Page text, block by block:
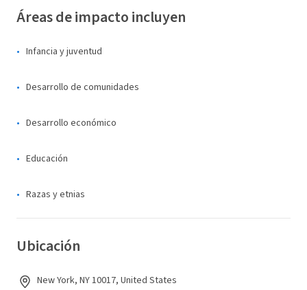
Áreas de impacto incluyen
Infancia y juventud
Desarrollo de comunidades
Desarrollo económico
Educación
Razas y etnias
Ubicación
New York, NY 10017, United States